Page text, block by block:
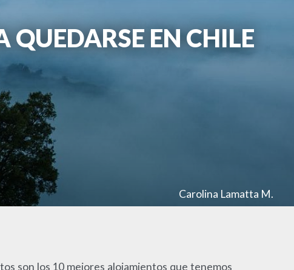
QUEDARSE EN CHILE
Carolina Lamatta M.
son los 10 mejores alojamientos que tenemos